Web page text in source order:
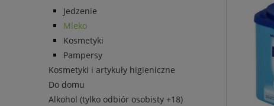
Jedzenie
Mleko
Kosmetyki
Pampersy
Kosmetyki i artykuły higieniczne
Do domu
Alkohol (tylko odbiór osobisty +18)